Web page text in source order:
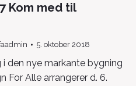
Kom med til
5. oktober 2018
den nye markante bygning
For Alle arrangerer d. 6.